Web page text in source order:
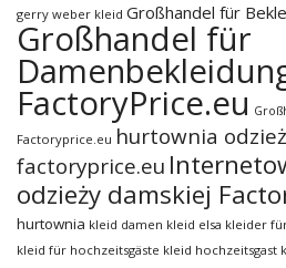
gerry weber kleid Großhandel für
Großhandel für
FactoryPrice.eu
Factoryprice.eu hurtownia
factoryprice.eu
odzieży damskiej
hurtownia kleid damen kleid elsa kleider
kleid für hochzeitsgäste kleid hochzeitsgast